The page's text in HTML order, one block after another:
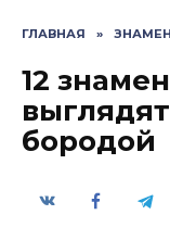
ГЛАВНАЯ »
12
бородой